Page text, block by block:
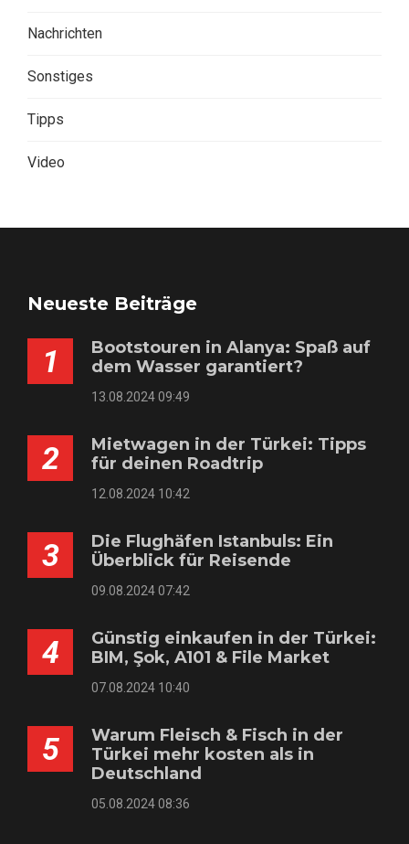
Nachrichten
Sonstiges
Tipps
Video
Neueste Beiträge
1
Bootstouren in Alanya: Spaß auf
dem Wasser garantiert?
13.08.2024 09:49
2
Mietwagen in der Türkei: Tipps
für deinen Roadtrip
12.08.2024 10:42
3
Die Flughäfen Istanbuls: Ein
Überblick für Reisende
09.08.2024 07:42
4
Günstig einkaufen in der Türkei:
BIM, Şok, A101 & File Market
07.08.2024 10:40
5
Warum Fleisch & Fisch in der
Türkei mehr kosten als in
Deutschland
05.08.2024 08:36